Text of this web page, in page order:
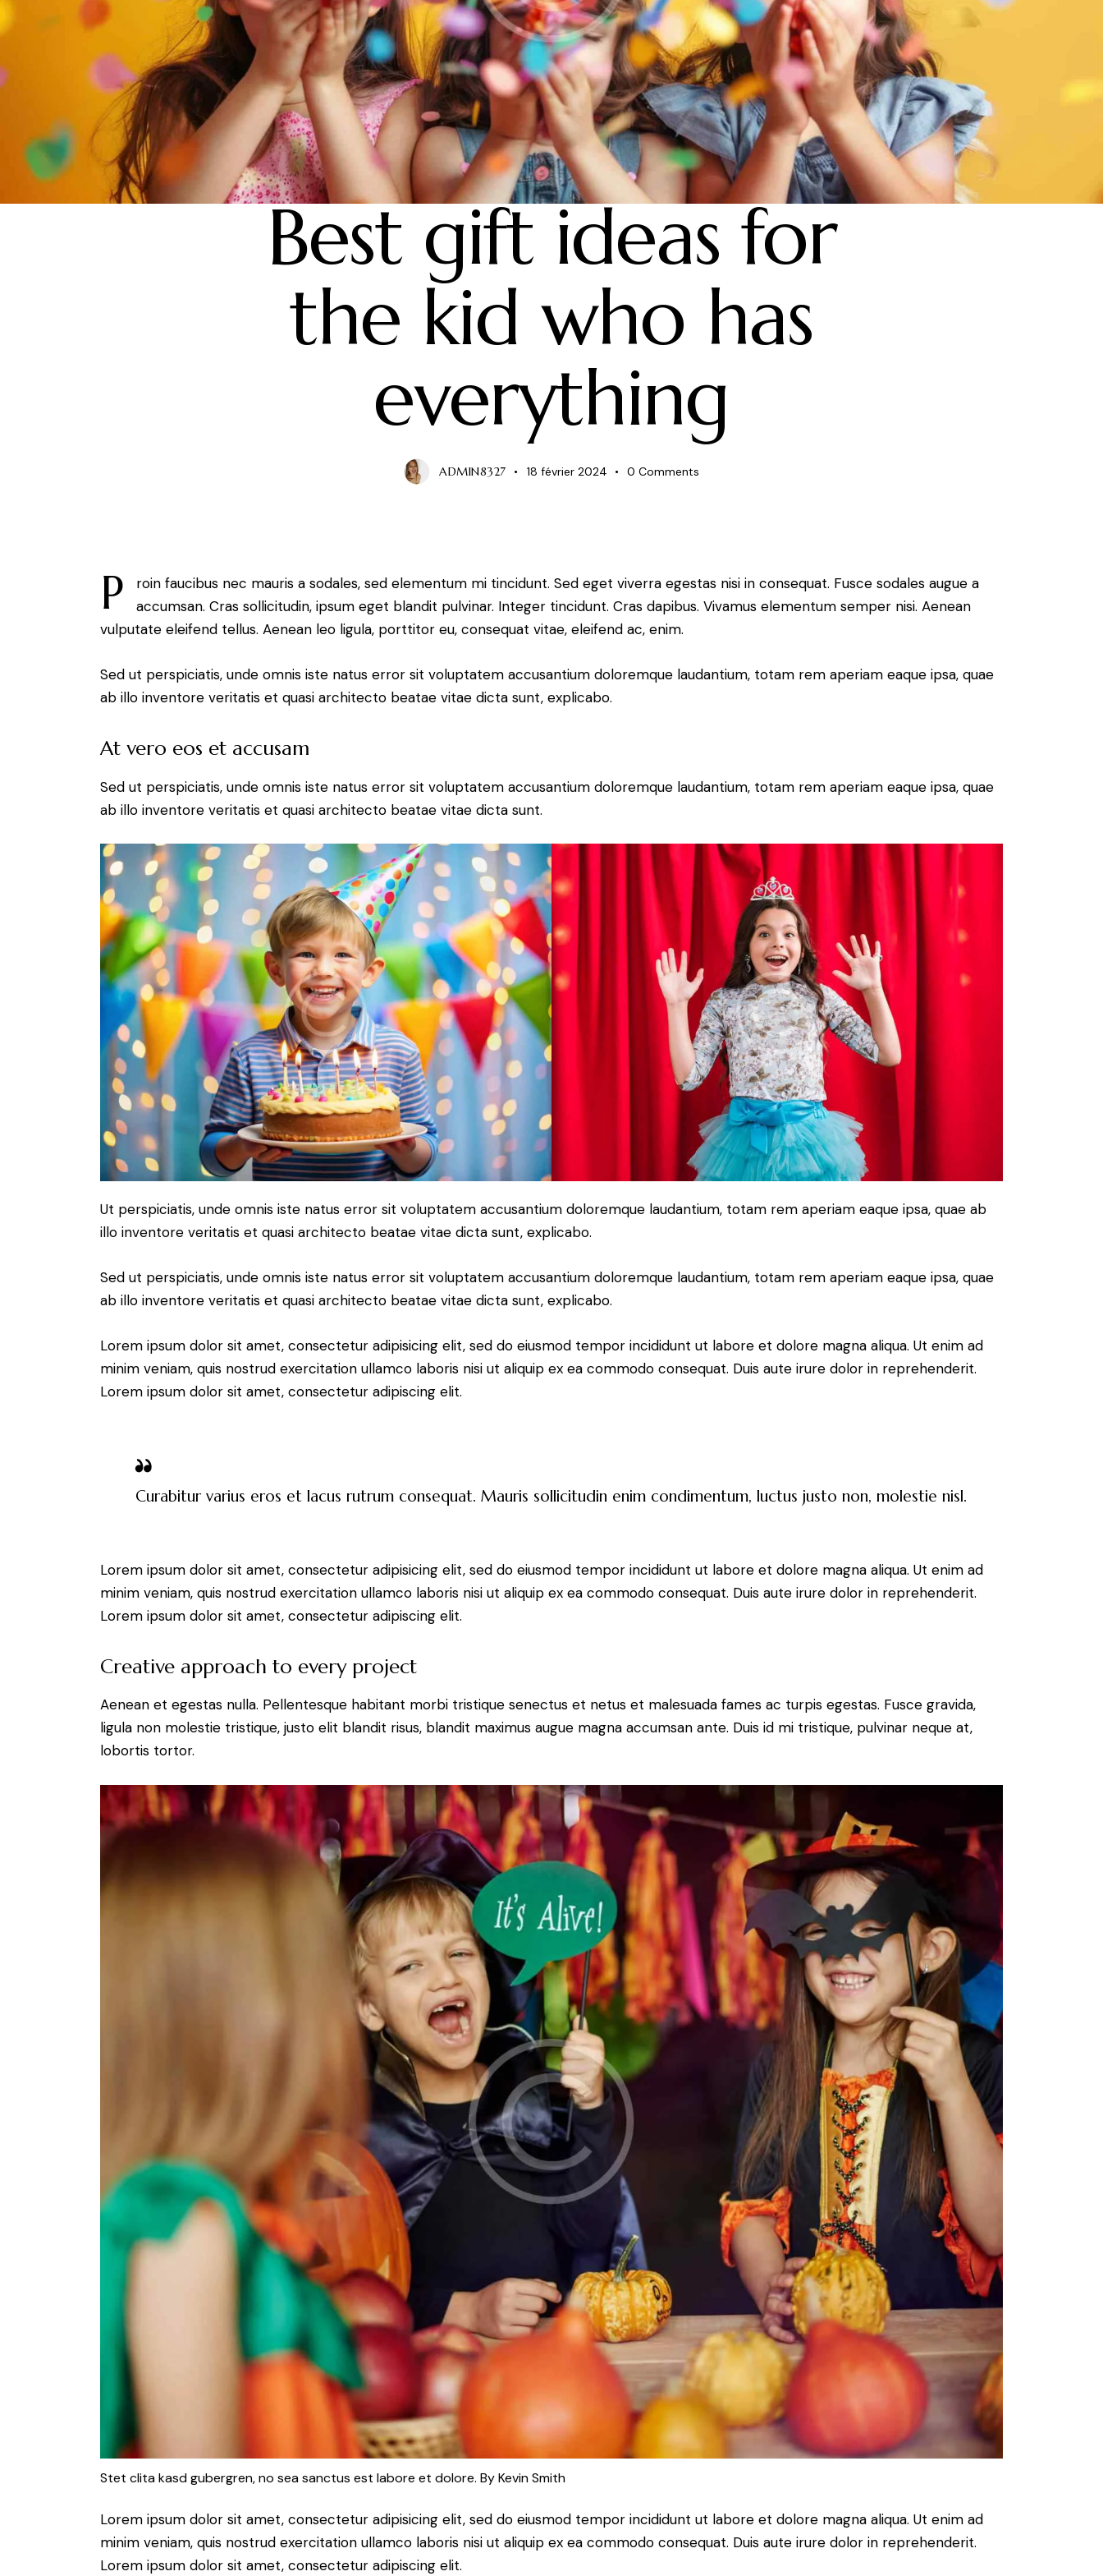
CHILDREN
Best gift ideas for
the kid who has
everything
ADMIN8327 18 février 2024 0 Comments
P
roin faucibus nec mauris a sodales, sed elementum mi tincidunt. Sed eget viverra egestas nisi in consequat. Fusce sodales augue a
accumsan. Cras sollicitudin, ipsum eget blandit pulvinar. Integer tincidunt. Cras dapibus. Vivamus elementum semper nisi. Aenean
vulputate eleifend tellus. Aenean leo ligula, porttitor eu, consequat vitae, eleifend ac, enim.
Sed ut perspiciatis, unde omnis iste natus error sit voluptatem accusantium doloremque laudantium, totam rem aperiam eaque ipsa, quae
ab illo inventore veritatis et quasi architecto beatae vitae dicta sunt, explicabo.
At vero eos et accusam
Sed ut perspiciatis, unde omnis iste natus error sit voluptatem accusantium doloremque laudantium, totam rem aperiam eaque ipsa, quae
ab illo inventore veritatis et quasi architecto beatae vitae dicta sunt.
Ut perspiciatis, unde omnis iste natus error sit voluptatem accusantium doloremque laudantium, totam rem aperiam eaque ipsa, quae ab
illo inventore veritatis et quasi architecto beatae vitae dicta sunt, explicabo.
Sed ut perspiciatis, unde omnis iste natus error sit voluptatem accusantium doloremque laudantium, totam rem aperiam eaque ipsa, quae
ab illo inventore veritatis et quasi architecto beatae vitae dicta sunt, explicabo.
Lorem ipsum dolor sit amet, consectetur adipisicing elit, sed do eiusmod tempor incididunt ut labore et dolore magna aliqua. Ut enim ad
minim veniam, quis nostrud exercitation ullamco laboris nisi ut aliquip ex ea commodo consequat. Duis aute irure dolor in reprehenderit.
Lorem ipsum dolor sit amet, consectetur adipiscing elit.
Curabitur varius eros et lacus rutrum consequat. Mauris sollicitudin enim condimentum, luctus justo non, molestie nisl.
Lorem ipsum dolor sit amet, consectetur adipisicing elit, sed do eiusmod tempor incididunt ut labore et dolore magna aliqua. Ut enim ad
minim veniam, quis nostrud exercitation ullamco laboris nisi ut aliquip ex ea commodo consequat. Duis aute irure dolor in reprehenderit.
Lorem ipsum dolor sit amet, consectetur adipiscing elit.
Creative approach to every project
Aenean et egestas nulla. Pellentesque habitant morbi tristique senectus et netus et malesuada fames ac turpis egestas. Fusce gravida,
ligula non molestie tristique, justo elit blandit risus, blandit maximus augue magna accumsan ante. Duis id mi tristique, pulvinar neque at,
lobortis tortor.
Stet clita kasd gubergren, no sea sanctus est labore et dolore. ByKevin Smith
Lorem ipsum dolor sit amet, consectetur adipisicing elit, sed do eiusmod tempor incididunt ut labore et dolore magna aliqua. Ut enim ad
minim veniam, quis nostrud exercitation ullamco laboris nisi ut aliquip ex ea commodo consequat. Duis aute irure dolor in reprehenderit.
Lorem ipsum dolor sit amet, consectetur adipiscing elit.